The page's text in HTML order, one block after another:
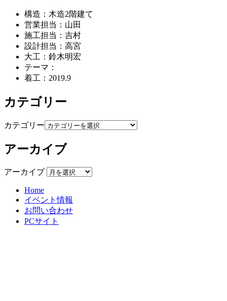
構造：木造2階建て
営業担当：山田
施工担当：吉村
設計担当：高宮
大工：鈴木明宏
テーマ：
着工：2019.9
カテゴリー
カテゴリー
アーカイブ
アーカイブ
Home
イベント情報
お問い合わせ
PCサイト